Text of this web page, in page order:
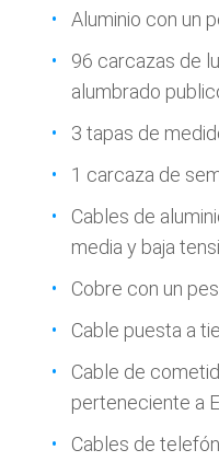
Aluminio con un
96 carcazas de
alumbrado
3 tapas de
1 carcaza de
Cables de
media y baja
Cobre con un
Cable puesta a
Cable de
perteneciente a
Cables de